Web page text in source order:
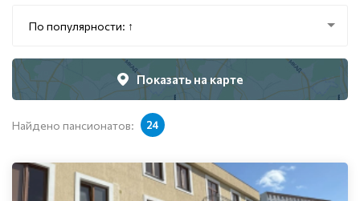
По популярности: ↑
Показать на карте
Найдено пансионатов: 24